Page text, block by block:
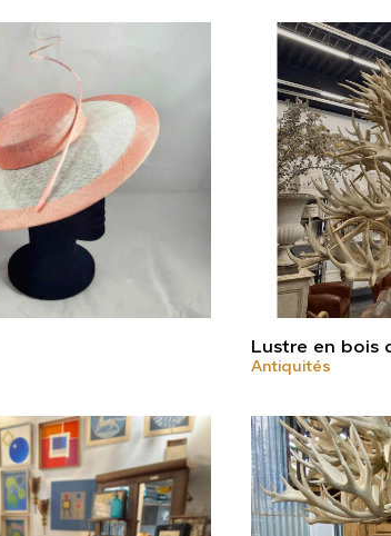
Lustre en bois
Antiquités